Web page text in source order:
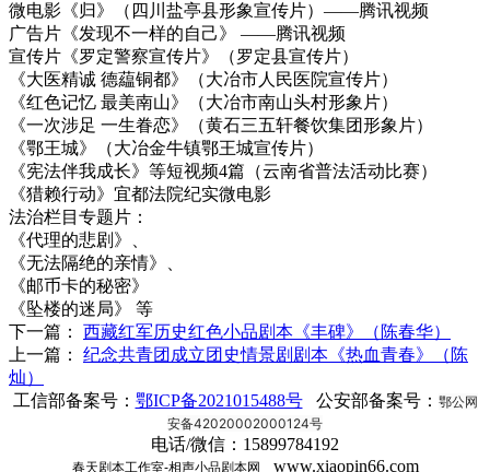
微电影《归》（四川盐亭县形象宣传片）——腾讯视频
广告片《发现不一样的自己》 ——腾讯视频
宣传片《罗定警察宣传片》（罗定县宣传片）
《大医精诚 德藴铜都》（大冶市人民医院宣传片）
《红色记忆 最美南山》（大冶市南山头村形象片）
《一次涉足 一生眷恋》（黄石三五轩餐饮集团形象片）
《鄂王城》（大冶金牛镇鄂王城宣传片）
《宪法伴我成长》等短视频4篇（云南省普法活动比赛）
《猎赖行动》宜都法院纪实微电影
法治栏目专题片：
《代理的悲剧》、
《无法隔绝的亲情》、
《邮币卡的秘密》
《坠楼的迷局》 等
下一篇：
西藏红军历史红色小品剧本《丰碑》（陈春华）
上一篇：
纪念共青团成立团史情景剧剧本《热血青春》（陈
灿）
工信部备案号： 鄂ICP备2021015488号公安部备案号： 鄂公网
安备42020002000124号
电话/微信：15899784192
春天剧本工作室-相声小品剧本网 www.xiaopin66.com